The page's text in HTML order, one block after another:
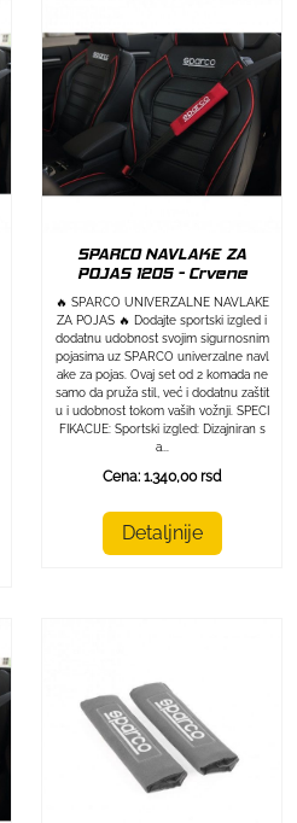
SPARCO NAVLAKE ZA
POJAS 1205 - Crvene
🔥 SPARCO UNIVERZALNE NAVLAKE
ZA POJAS 🔥 Dodajte sportski izgled i
dodatnu udobnost svojim sigurnosnim
pojasima uz SPARCO univerzalne navl
ake za pojas. Ovaj set od 2 komada ne
samo da pruža stil, već i dodatnu zaštit
u i udobnost tokom vaših vožnji. SPECI
FIKACIJE: Sportski izgled: Dizajniran s
a...
Cena: 1.340,00 rsd
Detaljnije